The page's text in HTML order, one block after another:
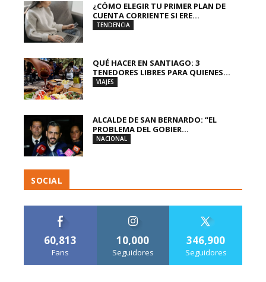
¿CÓMO ELEGIR TU PRIMER PLAN DE
CUENTA CORRIENTE SI ERE...
TENDENCIA
QUÉ HACER EN SANTIAGO: 3
TENEDORES LIBRES PARA QUIENES...
VIAJES
ALCALDE DE SAN BERNARDO: “EL
PROBLEMA DEL GOBIER...
NACIONAL
SOCIAL
60,813
Fans
10,000
Seguidores
346,900
Seguidores